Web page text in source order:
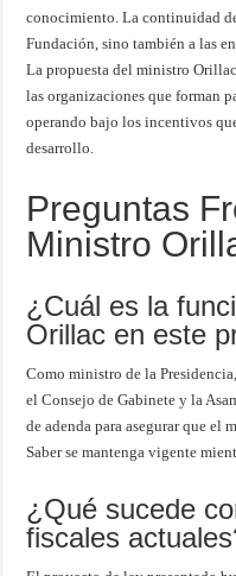
conocimiento. La continuidad
Fundación, sino también a las
La propuesta del ministro
las organizaciones que forman
operando bajo los incentivos
desarrollo.
Preguntas
Ministro
¿Cuál es la
Orillac en este
Como ministro de la
el Consejo de Gabinete y la
de adenda para asegurar que el
Saber se mantenga vigente
¿Qué sucede
fiscales